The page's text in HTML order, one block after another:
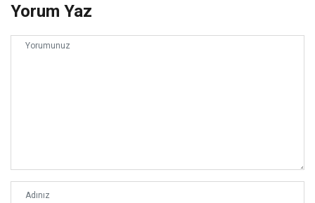
Yorum Yaz